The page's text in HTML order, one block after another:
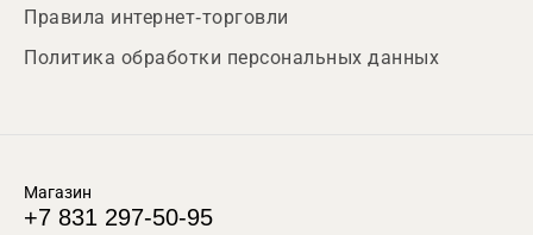
Правила интернет-торговли
Политика обработки персональных данных
Магазин
+7 831 297-50-95